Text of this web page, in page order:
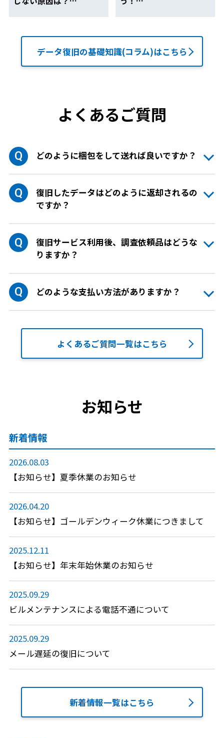
データ復旧の基礎知識(コラム)はこちら
よくあるご質問
どのように梱包をして送れば良いですか？
復旧したデータはどのように返却されるの
ですか？
復旧サービス利用後、調査依頼品はどうな
りますか？
どのような支払い方法がありますか？
よくあるご質問一覧はこちら
お知らせ
新着情報
2026.08.03
【お知らせ】夏季休業のお知らせ
2026.04.20
【お知らせ】ゴールデンウィーク休業につきまして
2025.12.11
【お知らせ】年末年始休業のお知らせ
2025.09.29
ビルメンテナンスによる電話不通について
2025.09.29
メール遅延の復旧について
新着情報一覧はこちら